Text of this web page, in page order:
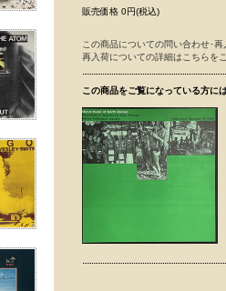
販売価格 0円(税込)
この商品についての問い合わせ･
再入荷についての詳細はこちらを
この商品をご覧になっている方に